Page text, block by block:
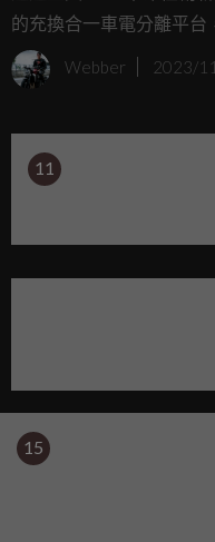
的充換合一車電分離平
要角色的企業，都能透過
Ionex Open Consortium
利、永續的電動出行。
Webber 2023/
11
15